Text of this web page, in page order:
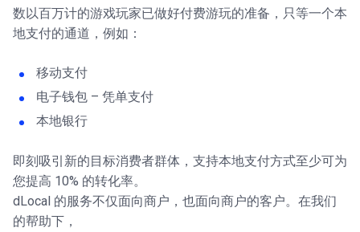
数以百万计的游戏玩家已做好付费游玩的准备，只等一个本
地支付的通道，例如：
移动支付
电子钱包 – 凭单支付
本地银行
即刻吸引新的目标消费者群体，支持本地支付方式至少可为
您提高 10% 的转化率。
dLocal 的服务不仅面向商户，也面向商户的客户。在我们
的帮助下，